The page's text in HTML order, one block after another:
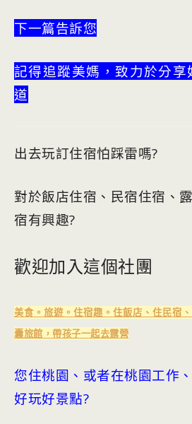
下一篇告訴您
記得追蹤美媽，致力於分享
道
出去玩訂住宿怕踩雷嗎?
對於飯店住宿、民宿住宿、
宿有興趣?
歡迎加入這個社團
美食。旅遊。住宿趣。住飯店、住民宿
囊旅館，帶孩子一起去露營
您住桃園、或者在桃園工作
好玩好景點?